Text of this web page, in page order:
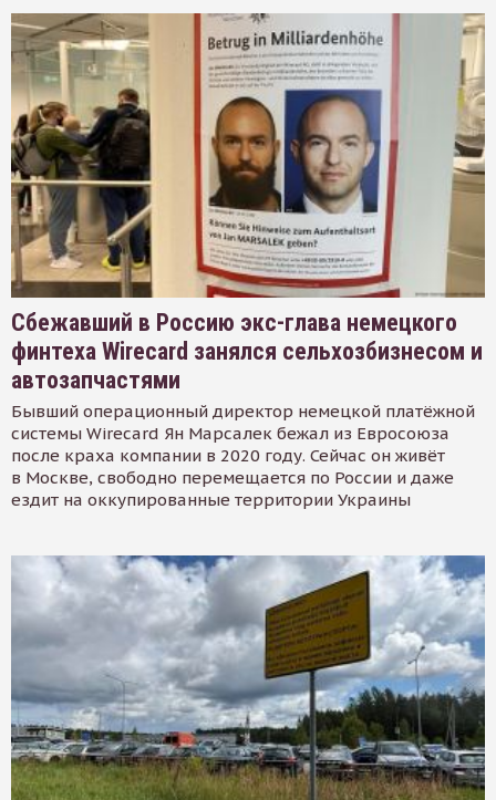
Сбежавший в Россию экс-глава немецкого
финтеха Wirecard занялся сельхозбизнесом и
автозапчастями
Бывший операционный директор немецкой платёжной
системы Wirecard Ян Марсалек бежал из Евросоюза
после краха компании в 2020 году. Сейчас он живёт
в Москве, свободно перемещается по России и даже
ездит на оккупированные территории Украины